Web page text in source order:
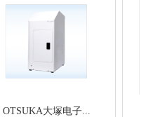
OTSUKA大塚电子...